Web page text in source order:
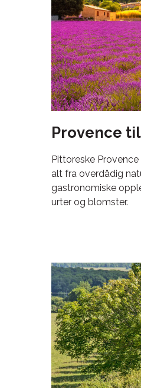
Provence
Pittoreske
alt fra overdådig
gastronomiske
urter og blomster.